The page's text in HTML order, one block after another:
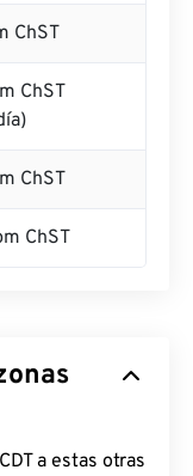
ChST
ChST
ChST
ChST
a estas otras